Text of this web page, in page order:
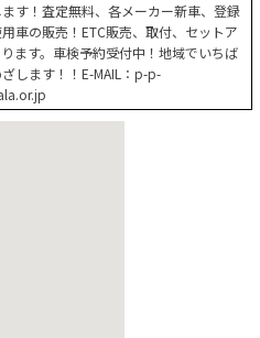
す！査定無料、各メーカー新車、登録
用車の販売！ETC販売、取付、セットア
ます。車検予約受付中！地域でいちば
します！！E-MAIL：p-p-